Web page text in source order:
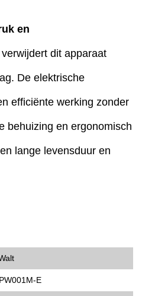
en
verwijdert dit apparaat
De elektrische
efficiënte werking zonder
behuizing en ergonomisch
lange levensduur en
E